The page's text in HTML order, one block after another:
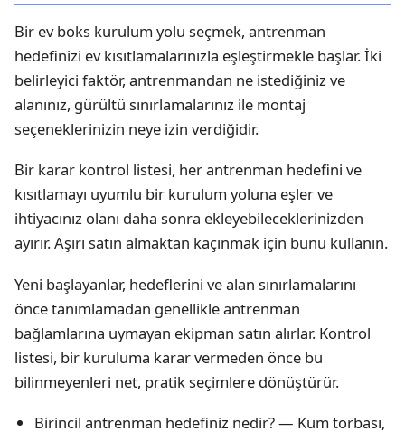
Bir ev boks kurulum yolu seçmek, antrenman
hedefinizi ev kısıtlamalarınızla eşleştirmekle başlar. İki
belirleyici faktör, antrenmandan ne istediğiniz ve
alanınız, gürültü sınırlamalarınız ile montaj
seçeneklerinizin neye izin verdiğidir.
Bir karar kontrol listesi, her antrenman hedefini ve
kısıtlamayı uyumlu bir kurulum yoluna eşler ve
ihtiyacınız olanı daha sonra ekleyebileceklerinizden
ayırır. Aşırı satın almaktan kaçınmak için bunu kullanın.
Yeni başlayanlar, hedeflerini ve alan sınırlamalarını
önce tanımlamadan genellikle antrenman
bağlamlarına uymayan ekipman satın alırlar. Kontrol
listesi, bir kuruluma karar vermeden önce bu
bilinmeyenleri net, pratik seçimlere dönüştürür.
Birincil antrenman hedefiniz nedir? — Kum torbası,